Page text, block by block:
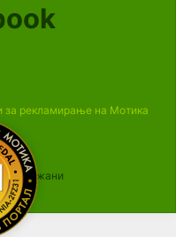
за рекламирање на Мотика
задржани